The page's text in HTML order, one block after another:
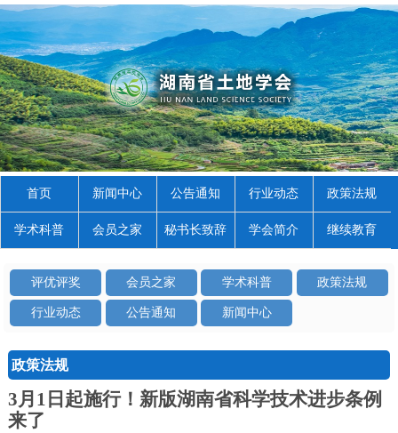
首页 新闻中心 公告通知 行业动态 政策法规
学术科普 会员之家 秘书长致辞 学会简介 继续教育
评优评奖 会员之家 学术科普 政策法规
行业动态 公告通知 新闻中心
政策法规
3月1日起施行！新版湖南省科学技术进步条例
来了